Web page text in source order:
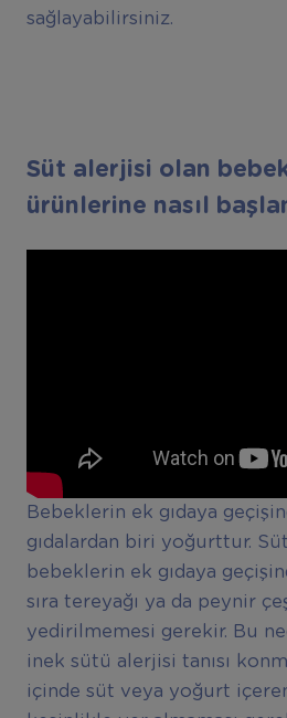
sağlayabilirsiniz.
Süt alerjisi olan
ürünlerine nasıl
Bebeklerin ek gıdaya
gıdalardan biri yoğurttur.
bebeklerin ek gıdaya
sıra tereyağı ya da peynir
yedirilmemesi gerekir. Bu
inek sütü alerjisi tanısı
içinde süt veya yoğurt